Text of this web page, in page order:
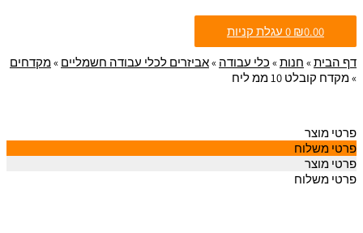
₪0.00
0 עגלת קניות
דף הבית» חנות» כלי עבודה »אביזרים לכלי עבודה חשמליים »מקדחים
»מקדח קובלט 10 ממ ליח
פרטי מוצר
פרטי משלוח
פרטי מוצר
פרטי משלוח